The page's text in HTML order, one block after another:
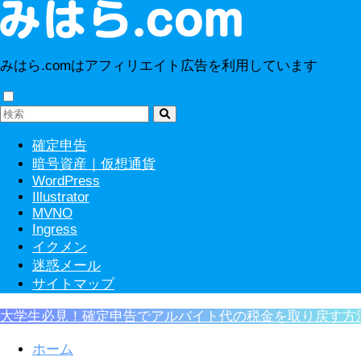
みはら.comはアフィリエイト広告を利用しています
確定申告
暗号資産｜仮想通貨
WordPress
Illustrator
MVNO
Ingress
イクメン
迷惑メール
サイトマップ
大学生必見！確定申告でアルバイト代の税金を取り戻す方
ホーム